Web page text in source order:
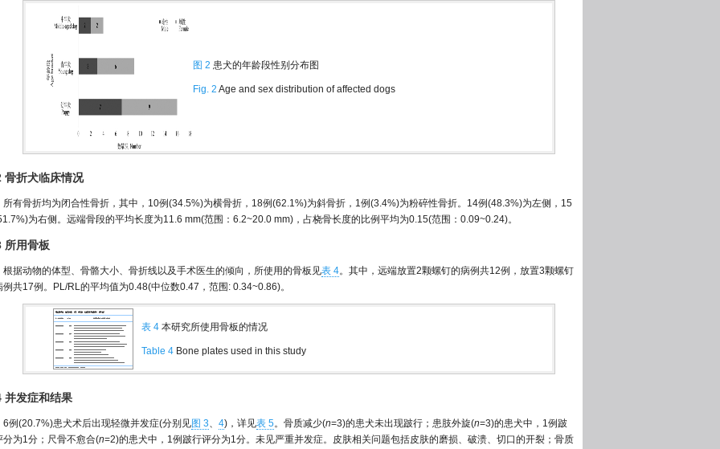
图 2 患犬的年龄段性别分布图
Fig. 2 Age and sex distribution of affected dogs
骨折犬临床情况
所有骨折均为闭合性骨折，其中，10例(34.5%)为横骨折，18例(62.1%)为斜骨折，1例(3.4%)为粉碎性骨折。14例(48.3%)为左侧，15
为右侧。远端骨段的平均长度为11.6 mm(范围：6.2~20.0 mm)，占桡骨长度的比例平均为0.15(范围：0.09~0.24)。
所用骨板
根据动物的体型、骨骼大小、骨折线以及手术医生的倾向，所使用的骨板见表 4。其中，远端放置2颗螺钉的病例共12例，放置3颗螺钉
例共17例。PL/RL的平均值为0.48(中位数0.47，范围: 0.34~0.86)。
表 4本研究所使用骨板的情况
Table 4Bone plates used in this study
并发症和结果
6例(20.7%)患犬术后出现轻微并发症(分别见图 3、 4)，详见表 5。骨质减少(n=3)的患犬未出现跛行；患肢外旋(n=3)的患犬中，1例跛
分为1分；尺骨不愈合(n=2)的患犬中，1例跛行评分为1分。未见严重并发症。皮肤相关问题包括皮肤的磨损、破溃、切口的开裂；骨质